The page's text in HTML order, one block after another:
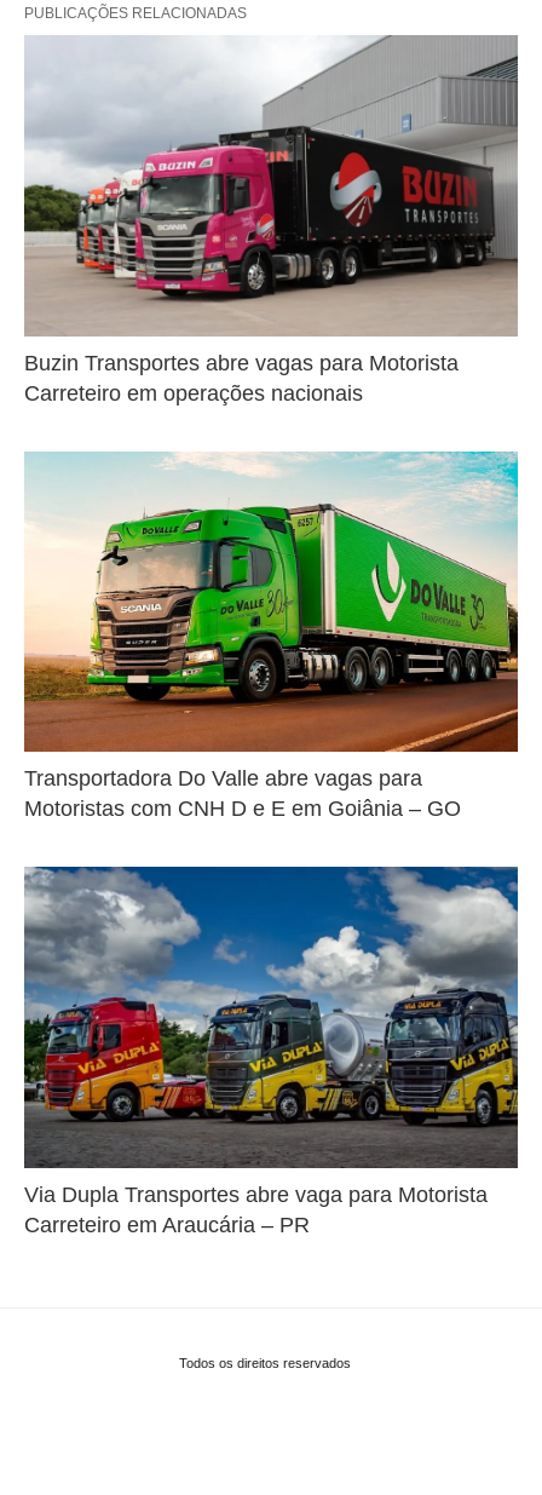
PUBLICAÇÕES RELACIONADAS
Buzin Transportes abre vagas para Motorista
Carreteiro em operações nacionais
Transportadora Do Valle abre vagas para
Motoristas com CNH D e E em Goiânia – GO
Via Dupla Transportes abre vaga para Motorista
Carreteiro em Araucária – PR
Todos os direitos reservados